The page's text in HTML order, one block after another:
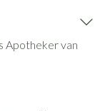
Apotheker van